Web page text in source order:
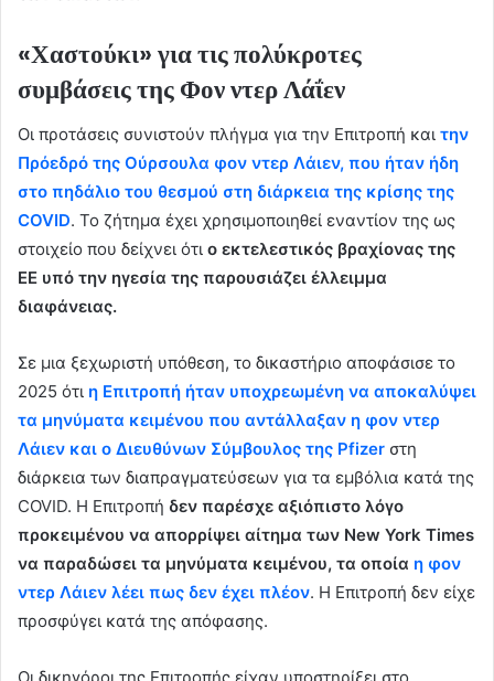
«Χαστούκι» για τις πολύκροτες
συμβάσεις της Φον ντερ Λάΐεν
Οι προτάσεις συνιστούν πλήγμα για την Επιτροπή και την
Πρόεδρό της Ούρσουλα φον ντερ Λάιεν, που ήταν ήδη
στο πηδάλιο του θεσμού στη διάρκεια της κρίσης της
COVID. Το ζήτημα έχει χρησιμοποιηθεί εναντίον της ως
στοιχείο που δείχνει ότι ο εκτελεστικός βραχίονας της
ΕΕ υπό την ηγεσία της παρουσιάζει έλλειμμα
διαφάνειας.
Σε μια ξεχωριστή υπόθεση, το δικαστήριο αποφάσισε το
2025 ότι η Επιτροπή ήταν υποχρεωμένη να αποκαλύψει
τα μηνύματα κειμένου που αντάλλαξαν η φον ντερ
Λάιεν και ο Διευθύνων Σύμβουλος της Pfizer στη
διάρκεια των διαπραγματεύσεων για τα εμβόλια κατά της
COVID. Η Επιτροπή δεν παρέσχε αξιόπιστο λόγο
προκειμένου να απορρίψει αίτημα των New York Times
να παραδώσει τα μηνύματα κειμένου, τα οποία η φον
ντερ Λάιεν λέει πως δεν έχει πλέον. Η Επιτροπή δεν είχε
προσφύγει κατά της απόφασης.